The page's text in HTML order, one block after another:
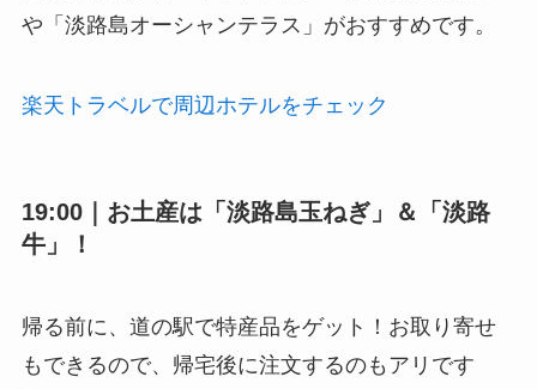
や「淡路島オーシャンテラス」がおすすめです。
楽天トラベルで周辺ホテルをチェック
19:00｜お土産は「淡路島玉ねぎ」＆「淡路
牛」！
帰る前に、道の駅で特産品をゲット！お取り寄せ
もできるので、帰宅後に注文するのもアリです